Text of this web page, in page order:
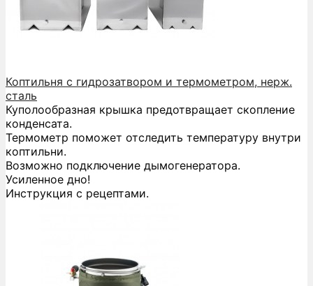
Коптильня с гидрозатвором и термометром, нерж.
сталь
Куполообразная крышка предотвращает скопление
конденсата.
Термометр поможет отследить температуру внутри
коптильни.
Возможно подключение дымогенератора.
Усиленное дно!
Инструкция с рецептами.